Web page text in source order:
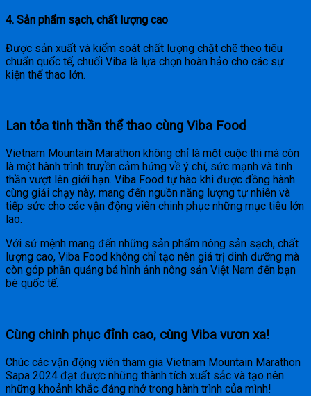
4. Sản phẩm sạch, chất lượng cao
Được sản xuất và kiểm soát chất lượng chặt chẽ theo tiêu
chuẩn quốc tế, chuối Viba là lựa chọn hoàn hảo cho các sự
kiện thể thao lớn.
Lan tỏa tinh thần thể thao cùng Viba Food
Vietnam Mountain Marathon không chỉ là một cuộc thi mà còn
là một hành trình truyền cảm hứng về ý chí, sức mạnh và tinh
thần vượt lên giới hạn. Viba Food tự hào khi được đồng hành
cùng giải chạy này, mang đến nguồn năng lượng tự nhiên và
tiếp sức cho các vận động viên chinh phục những mục tiêu lớn
lao.
Với sứ mệnh mang đến những sản phẩm nông sản sạch, chất
lượng cao, Viba Food không chỉ tạo nên giá trị dinh dưỡng mà
còn góp phần quảng bá hình ảnh nông sản Việt Nam đến bạn
bè quốc tế.
Cùng chinh phục đỉnh cao, cùng Viba vươn xa!
Chúc các vận động viên tham gia Vietnam Mountain Marathon
Sapa 2024 đạt được những thành tích xuất sắc và tạo nên
những khoảnh khắc đáng nhớ trong hành trình của mình!